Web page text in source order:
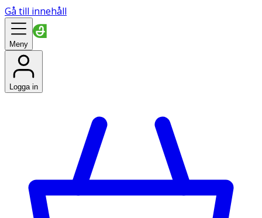
Gå till innehåll
Meny
Logga in